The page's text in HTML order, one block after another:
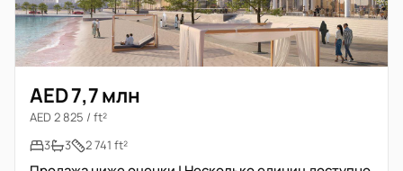
AED 7,7 млн
AED 2 825 / ft²
3
3 2 741 ft²